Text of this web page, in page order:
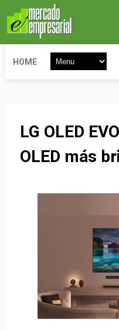
HOME
LG OLED
OLED más